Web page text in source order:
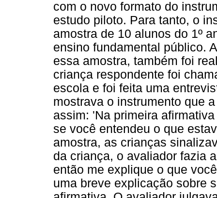
com o novo formato do
estudo piloto. Para tanto, o
amostra de 10 alunos do 1º
ensino fundamental público.
essa amostra, também foi
criança respondente foi
escola e foi feita uma
mostrava o instrumento que
assim: 'Na primeira
se você entendeu o que
amostra, as crianças
da criança, o avaliador fazia
então me explique o que
uma breve explicação sobre